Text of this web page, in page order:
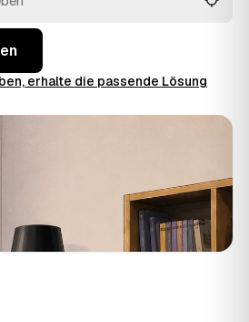
erhalte die passende Lösung